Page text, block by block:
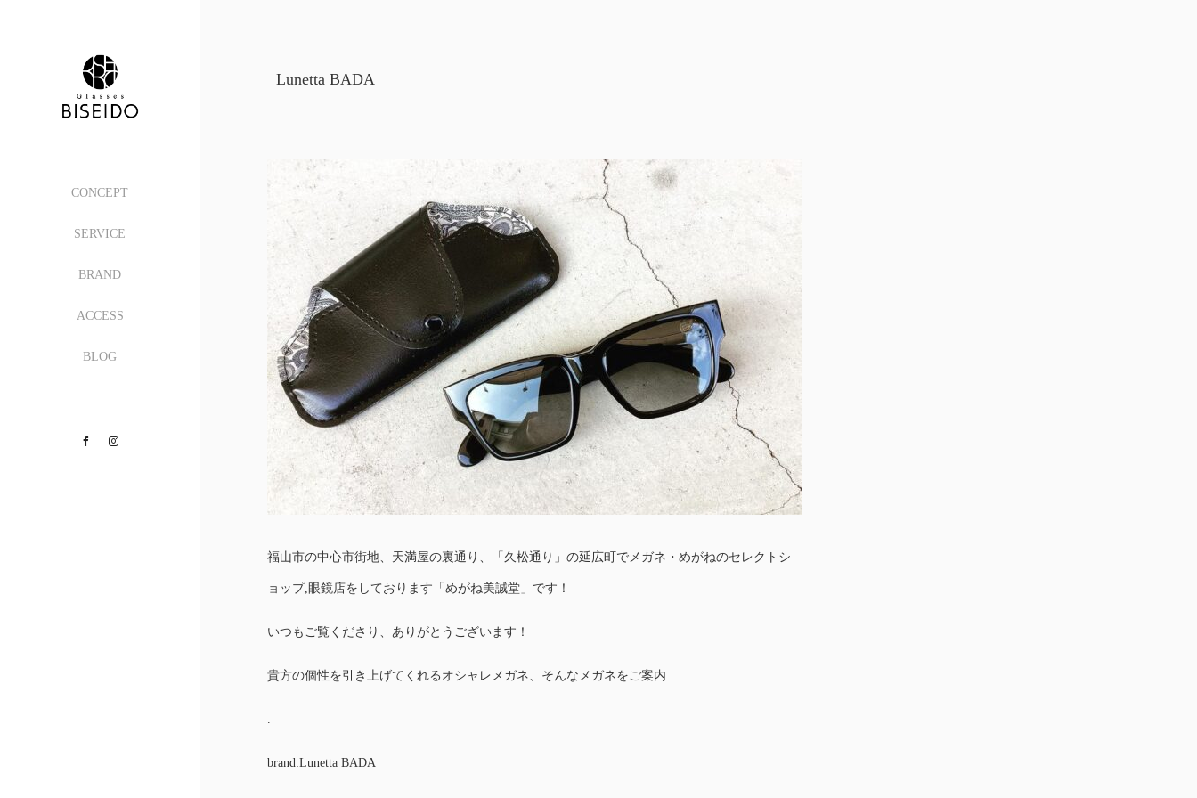
CONCEPT
SERVICE
BRAND
ACCESS
BLOG
Facebook
Lunetta BADA
福山市の中心市街地、天満屋の裏通り、「久松通り」の延広町でメガネ・めがねのセレクトシ
ョップ,眼鏡店をしております「めがね美誠堂」です！
いつもご覧くださり、ありがとうございます！
貴方の個性を引き上げてくれるオシャレメガネ、そんなメガネをご案内
.
brand:Lunetta BADA